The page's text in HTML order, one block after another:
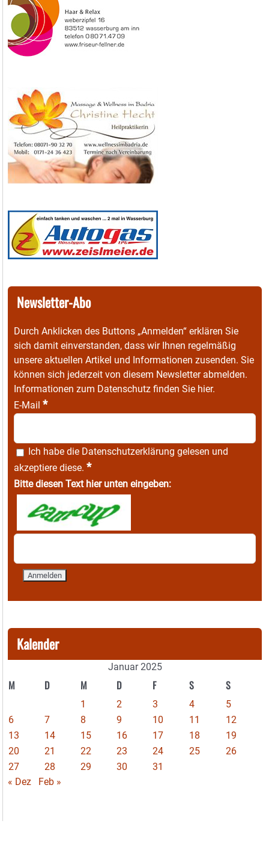
Newsletter-Abo
Durch Anklicken des Buttons „Anmelden“ erklären Sie
sich damit einverstanden, dass wir Ihnen regelmäßig
unsere aktuellen Artikel und Informationen zusenden. Sie
können sich jederzeit von diesem Newsletter abmelden.
Informationen zum Datenschutz finden Sie hier.
E-Mail *
Ich habe die Datenschutzerklärung gelesen und
akzeptiere diese. *
Bitte diesen Text hier unten eingeben:
Kalender
Januar 2025
M D M D F S S
1 2 3 4
5
6
7 8 9 10 11
12
13
14 15 16 17 18
19
20
21 22 23 24 25
26
27
28 29 30
31
« Dez
Feb »